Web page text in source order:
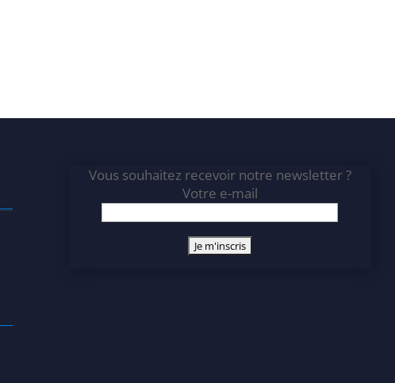
Vous souhaitez recevoir notre newsletter ?
Votre e-mail